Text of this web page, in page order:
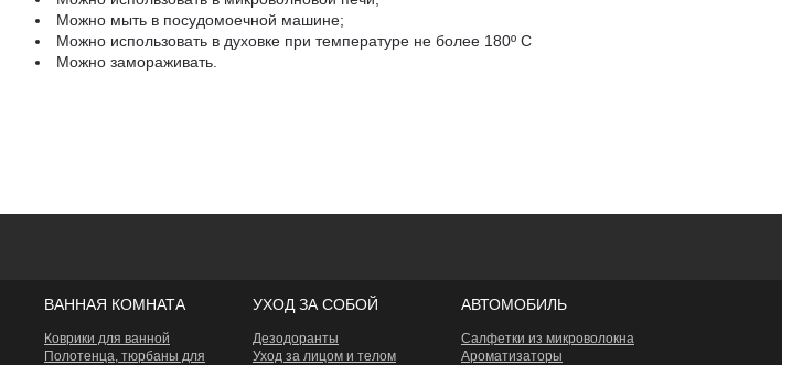
Можно мыть в посудомоечной машине;
Можно использовать в духовке при температуре не более 180º C
Можно замораживать.
ВАННАЯ КОМНАТА
Коврики для ванной
Полотенца, тюрбаны для
УХОД ЗА СОБОЙ
Дезодоранты
Уход за лицом и телом
АВТОМОБИЛЬ
Салфетки из микроволокна
Ароматизаторы